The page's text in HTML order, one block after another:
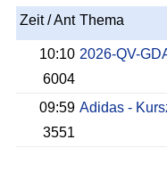
Zeit / Ant Thema
10:10
6004
2026-QV-
09:59
3551
Adidas -